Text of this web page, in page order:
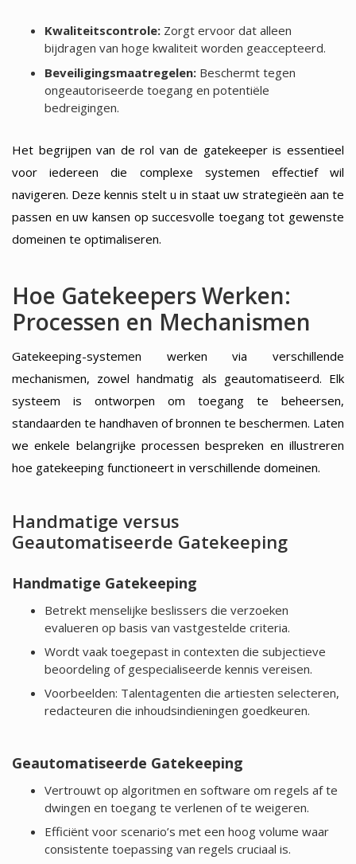
Kwaliteitscontrole:Zorgt ervoor dat alleen
bijdragen van hoge kwaliteit worden geaccepteerd.
Beveiligingsmaatregelen:Beschermt tegen
ongeautoriseerde toegang en potentiële
bedreigingen.
Het begrijpen van de rol van de gatekeeper is essentieel
voor iedereen die complexe systemen effectief wil
navigeren. Deze kennis stelt u in staat uw strategieën aan te
passen en uw kansen op succesvolle toegang tot gewenste
domeinen te optimaliseren.
Hoe Gatekeepers Werken:
Processen en Mechanismen
Gatekeeping-systemen werken via verschillende
mechanismen, zowel handmatig als geautomatiseerd. Elk
systeem is ontworpen om toegang te beheersen,
standaarden te handhaven of bronnen te beschermen. Laten
we enkele belangrijke processen bespreken en illustreren
hoe gatekeeping functioneert in verschillende domeinen.
Handmatige versus
Geautomatiseerde Gatekeeping
Handmatige Gatekeeping
Betrekt menselijke beslissers die verzoeken
evalueren op basis van vastgestelde criteria.
Wordt vaak toegepast in contexten die subjectieve
beoordeling of gespecialiseerde kennis vereisen.
Voorbeelden: Talentagenten die artiesten selecteren,
redacteuren die inhoudsindieningen goedkeuren.
Geautomatiseerde Gatekeeping
Vertrouwt op algoritmen en software om regels af te
dwingen en toegang te verlenen of te weigeren.
Efficiënt voor scenario’s met een hoog volume waar
consistente toepassing van regels cruciaal is.